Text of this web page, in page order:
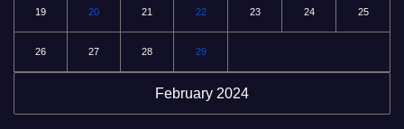
February 2024
19 20 21 22 23 24 25
26 27 28 29